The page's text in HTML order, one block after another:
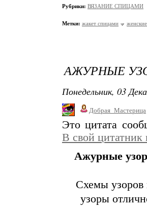
Рубрики: ВЯЗАНИЕ СПИЦАМИ
Метки: жакет спицами
АЖУРНЫЕ
Понедельник, 03
Добрая_Мастерица
Это цитата
В свой цитатник
Ажурные
Схемы узоров
узоры